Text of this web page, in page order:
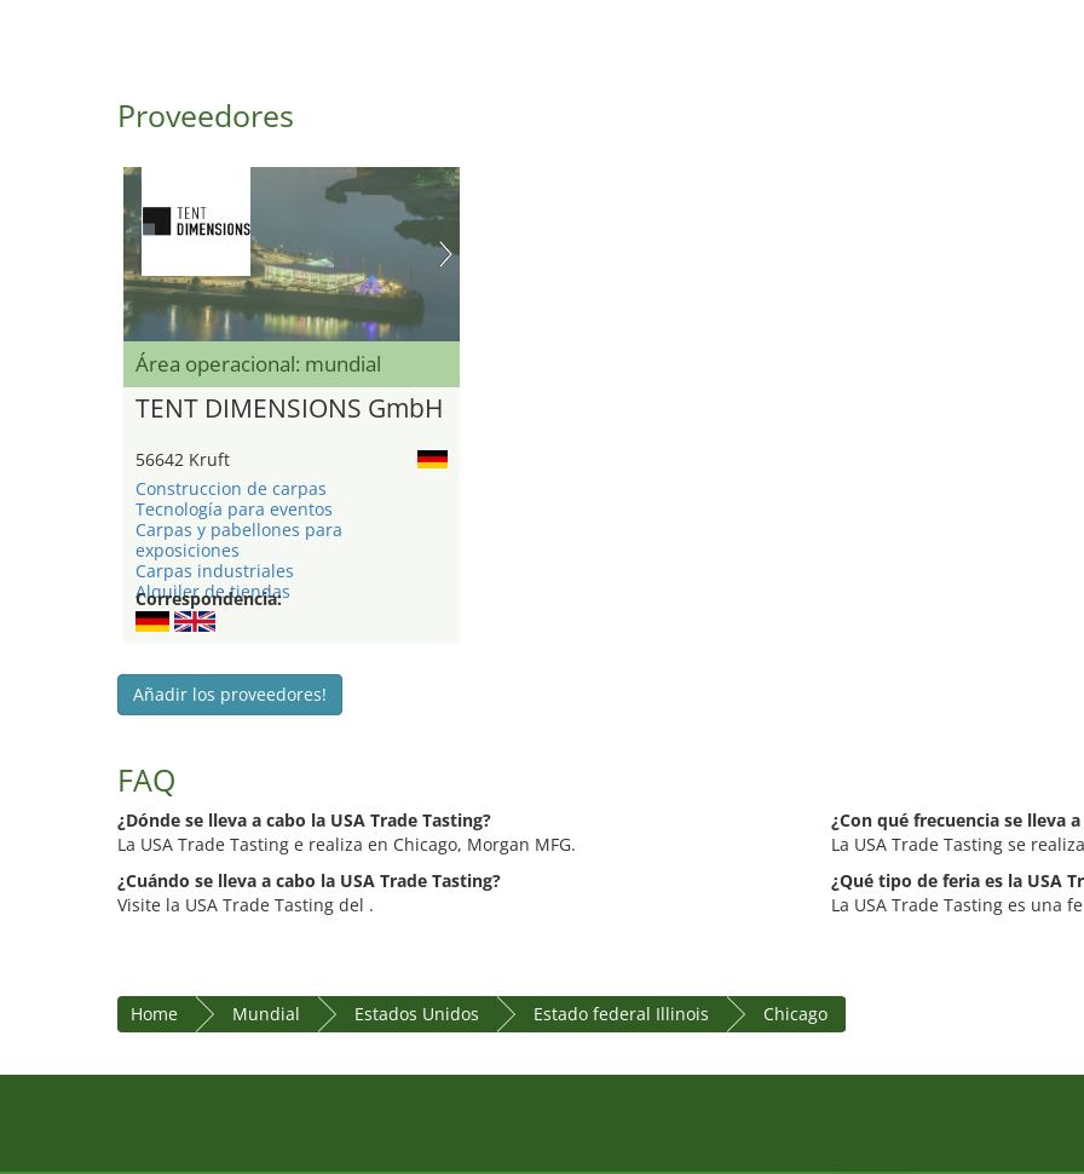
Proveedores
Área operacional: mundial
TENT DIMENSIONS GmbH
56642 Kruft
Construccion de carpas
Tecnología para eventos
Carpas y pabellones para
exposiciones
Carpas industriales
Alquiler de tiendas
Correspondencia:
Añadir los proveedores!
FAQ
¿Dónde se lleva a cabo la USA Trade Tasting?
La USA Trade Tasting e realiza en Chicago, Morgan MFG.
¿Cuándo se lleva a cabo la USA Trade Tasting?
Visite la USA Trade Tasting del .
¿Con qué frecuencia se lleva
La USA Trade Tasting se
¿Qué tipo de feria es la USA
La USA Trade Tasting es una
Home Mundial Estados Unidos Estado federal Illinois Chicago